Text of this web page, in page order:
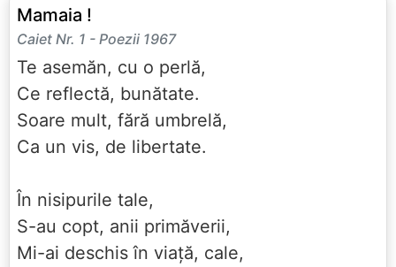
Mamaia !
Caiet Nr. 1 - Poezii 1967
Te asemăn, cu o perlă,
Ce reflectă, bunătate.
Soare mult, fără umbrelă,
Ca un vis, de libertate.
În nisipurile tale,
S-au copt, anii primăverii,
Mi-ai deschis în viață, cale,